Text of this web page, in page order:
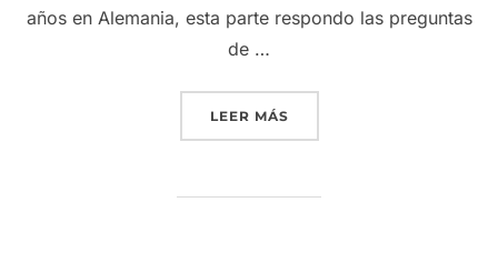
años en Alemania, esta parte respondo las preguntas
de …
LEER MÁS“20 AÑOS EN ALEMANIA